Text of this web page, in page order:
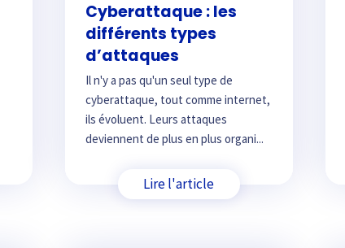
Cyberattaque : les
différents types
d’attaques
Il n'y a pas qu'un seul type de
cyberattaque, tout comme internet,
ils évoluent. Leurs attaques
deviennent de plus en plus organi...
Lire l'article